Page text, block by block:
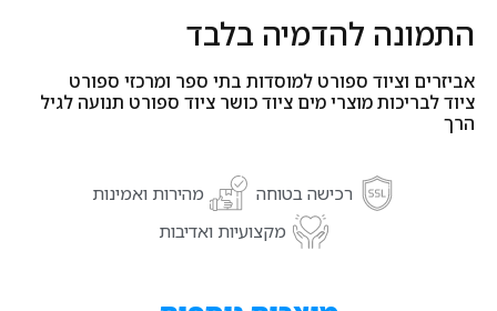
התמונה להדמיה בלבד
אביזרים וציוד ספורט למוסדות בתי ספר ומרכזי ספורט
ציוד לבריכות מוצרי מים ציוד כושר ציוד ספורט תנועה לגיל
הרך
רכישה בטוחה
מהירות ואמינות
מקצועיות ואדיבות